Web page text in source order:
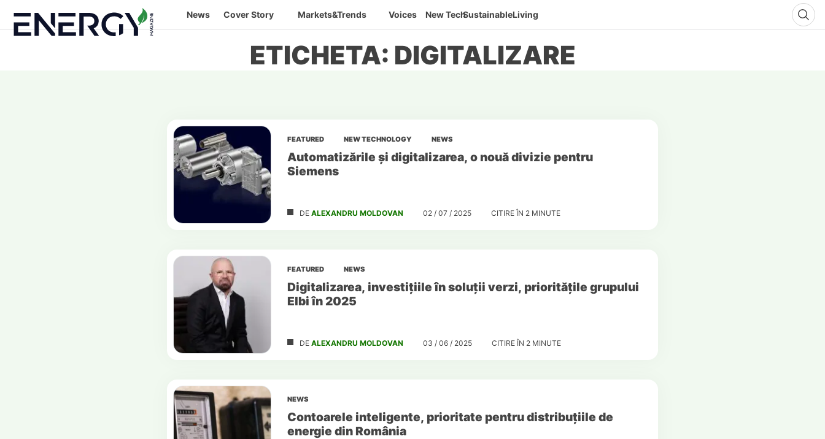
content
News Cover Story Markets&Trends Voices New TechSustainableLiving
ETICHETA: DIGITALIZARE
FEATURED NEW TECHNOLOGY NEWS
Automatizările și digitalizarea, o nouă divizie pentru
Siemens
DE ALEXANDRU MOLDOVAN 02 / 07 / 2025 CITIRE ÎN 2 MINUTE
FEATURED NEWS
Digitalizarea, investițiile în soluții verzi, prioritățile grupului
Elbi în 2025
DE ALEXANDRU MOLDOVAN 03 / 06 / 2025 CITIRE ÎN 2 MINUTE
NEWS
Contoarele inteligente, prioritate pentru distribuțiile de
energie din România